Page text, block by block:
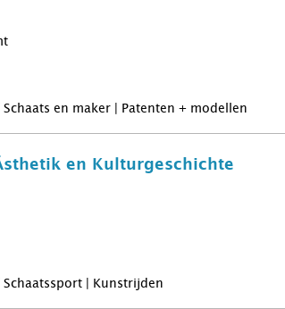
en maker | Patenten + modellen
en Kulturgeschichte
| Kunstrijden